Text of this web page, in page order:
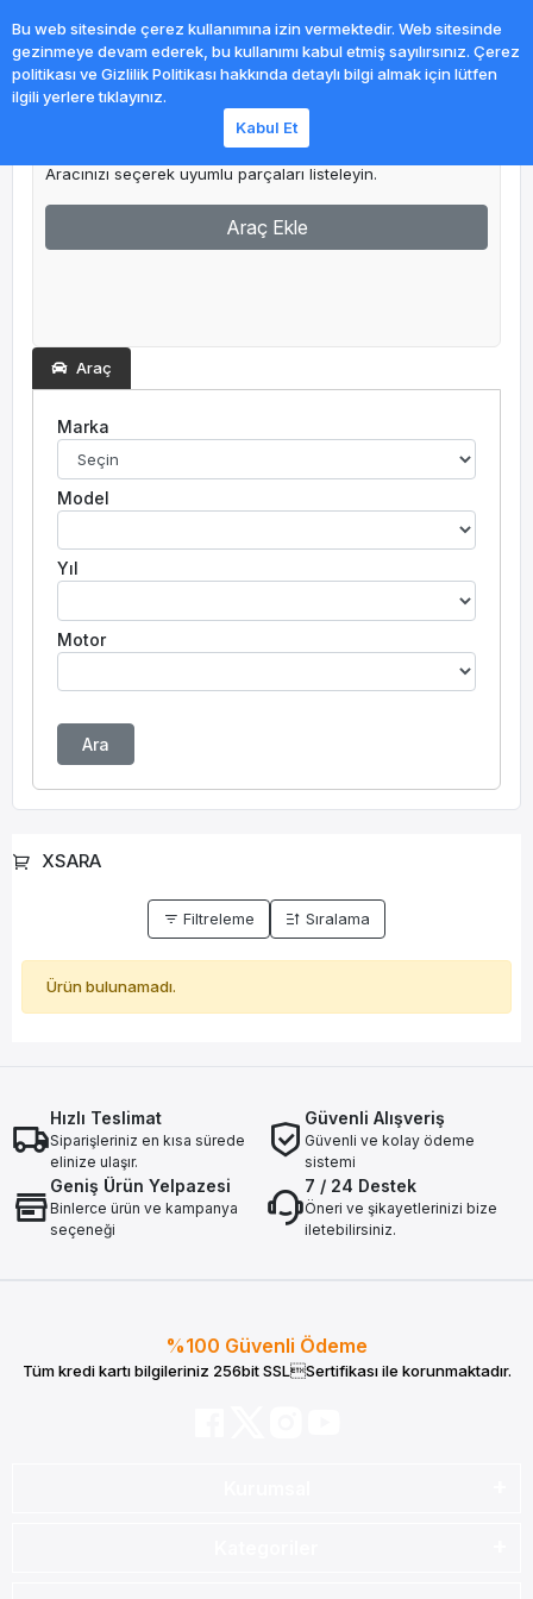
Aracınızı seçerek uyumlu parçaları listeleyin.
Araç Ekle
Araç
Marka
Model
Yıl
Motor
Ara
XSARA
Filtreleme Sıralama
Ürün bulunamadı.
Hızlı Teslimat
Siparişleriniz en kısa sürede
elinize ulaşır.
Güvenli Alışveriş
Güvenli ve kolay ödeme
sistemi
Geniş Ürün Yelpazesi
Binlerce ürün ve kampanya
seçeneği
7 / 24 Destek
Öneri ve şikayetlerinizi bize
iletebilirsiniz.
%100 Güvenli Ödeme
Tüm kredi kartı bilgileriniz 256bit SSLSertifikası ile korunmaktadır.
Bu web sitesinde çerez kullanımına izin vermektedir. Web sitesinde
gezinmeye devam ederek, bu kullanımı kabul etmiş sayılırsınız. Çerez
politikası ve Gizlilik Politikası hakkında detaylı bilgi almak için lütfen
ilgili yerlere tıklayınız.
Kabul Et